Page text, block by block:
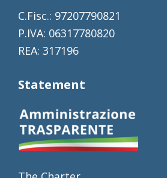
C.Fisc.: 97207790821
P.IVA: 06317780820
REA: 317196
Statement